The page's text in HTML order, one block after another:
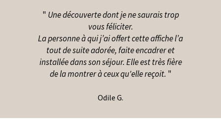
" Une découverte dont je ne saurais trop
vous féliciter.
La personne à qui j’ai offert cette affiche l’a
tout de suite adorée, faite encadrer et
installée dans son séjour. Elle est très fière
de la montrer à ceux qu'elle reçoit. "
Odile G.